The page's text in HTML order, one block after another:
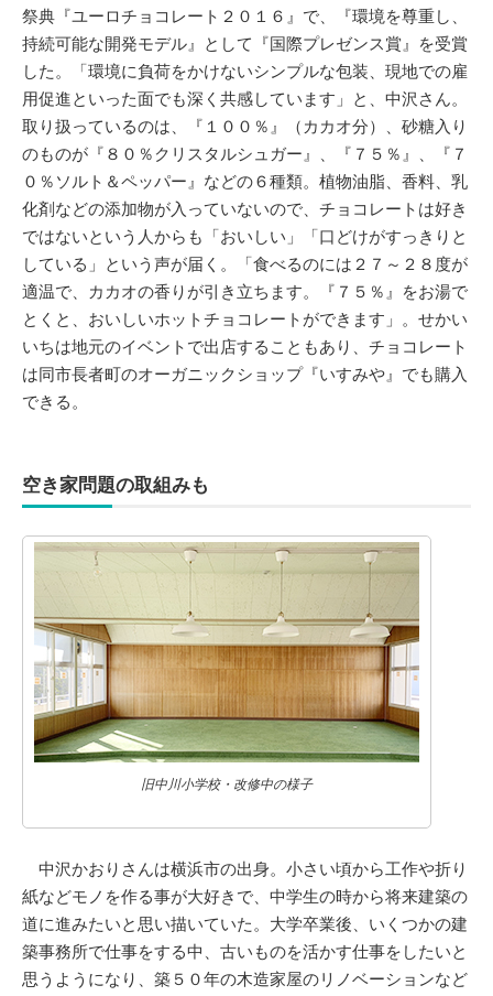
祭典『ユーロチョコレート２０１６』で、『環境を尊重し、
持続可能な開発モデル』として『国際プレゼンス賞』を受賞
した。「環境に負荷をかけないシンプルな包装、現地での雇
用促進といった面でも深く共感しています」と、中沢さん。
取り扱っているのは、『１００％』（カカオ分）、砂糖入り
のものが『８０％クリスタルシュガー』、『７５％』、『７
０％ソルト＆ペッパー』などの６種類。植物油脂、香料、乳
化剤などの添加物が入っていないので、チョコレートは好き
ではないという人からも「おいしい」「口どけがすっきりと
している」という声が届く。「食べるのには２７～２８度が
適温で、カカオの香りが引き立ちます。『７５％』をお湯で
とくと、おいしいホットチョコレートができます」。せかい
いちは地元のイベントで出店することもあり、チョコレート
は同市長者町のオーガニックショップ『いすみや』でも購入
できる。
空き家問題の取組みも
旧中川小学校・改修中の様子
中沢かおりさんは横浜市の出身。小さい頃から工作や折り
紙などモノを作る事が大好きで、中学生の時から将来建築の
道に進みたいと思い描いていた。大学卒業後、いくつかの建
築事務所で仕事をする中、古いものを活かす仕事をしたいと
思うようになり、築５０年の木造家屋のリノベーションなど